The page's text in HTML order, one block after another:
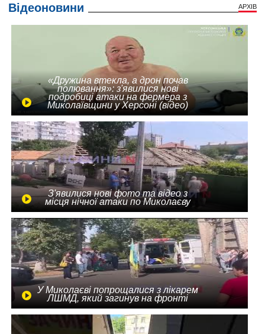
Відеоновини АРХІВ
«Дружина втекла, а дрон почав
полювання»: з'явилися нові
подробиці атаки на фермера з
Миколаївщини у Херсоні (відео)
З'явилися нові фото та відео з
місця нічної атаки по Миколаєву
У Миколаєві попрощалися з лікарем
ЛШМД, який загинув на фронті